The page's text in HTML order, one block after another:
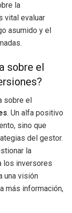
la
vital evaluar
asumido y el
sobre el
sobre el
. Un alfa positivo
sino que
del gestor.
la
los inversores
una visión
más información,